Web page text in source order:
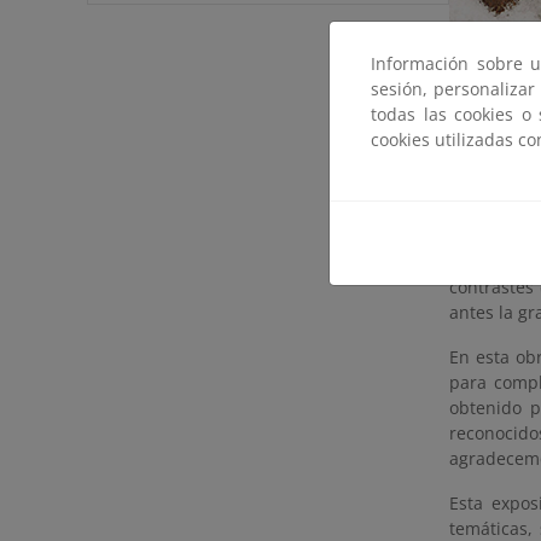
contrastes
antes la
En esta
para
obtenido
Esta
Información sobre
sesión,
todas las cookies
cookies utilizadas